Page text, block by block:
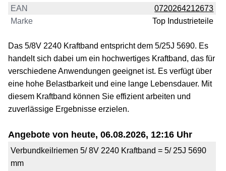
EAN
0720264212673
Marke
Top Industrieteile
Das 5/8V 2240 Kraftband entspricht dem 5/25J 5690. Es
handelt sich dabei um ein hochwertiges Kraftband, das für
verschiedene Anwendungen geeignet ist. Es verfügt über
eine hohe Belastbarkeit und eine lange Lebensdauer. Mit
diesem Kraftband können Sie effizient arbeiten und
zuverlässige Ergebnisse erzielen.
Angebote von heute, 06.08.2026, 12:16 Uhr
Verbundkeilriemen 5/ 8V 2240 Kraftband = 5/ 25J 5690
mm